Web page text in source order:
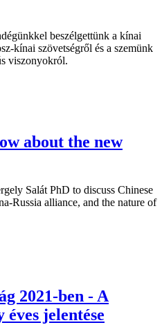
beszélgettünk a kínai
kínai szövetségről és a szemünk
viszonyokról.
about the new
Salát PhD to discuss Chinese
Russia alliance, and the nature of
2021-ben - A
jelentése